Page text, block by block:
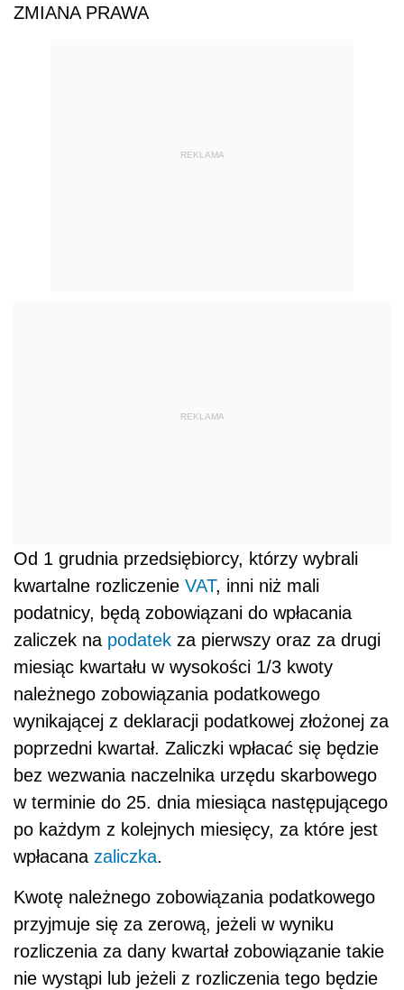
ZMIANA PRAWA
REKLAMA
REKLAMA
Od 1 grudnia przedsiębiorcy, którzy wybrali
kwartalne rozliczenie VAT, inni niż mali
podatnicy, będą zobowiązani do wpłacania
zaliczek na podatek za pierwszy oraz za drugi
miesiąc kwartału w wysokości 1/3 kwoty
należnego zobowiązania podatkowego
wynikającej z deklaracji podatkowej złożonej za
poprzedni kwartał. Zaliczki wpłacać się będzie
bez wezwania naczelnika urzędu skarbowego
w terminie do 25. dnia miesiąca następującego
po każdym z kolejnych miesięcy, za które jest
wpłacana zaliczka.
Kwotę należnego zobowiązania podatkowego
przyjmuje się za zerową, jeżeli w wyniku
rozliczenia za dany kwartał zobowiązanie takie
nie wystąpi lub jeżeli z rozliczenia tego będzie